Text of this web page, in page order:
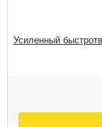
Усиленный